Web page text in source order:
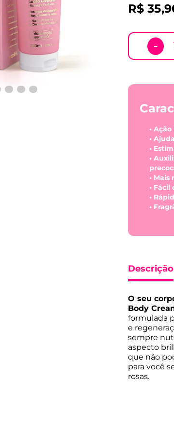
R$ 35,
－
•
•
•
•
•
• Fácil
•
•
Descrição
O seu
Body
formulada
e
sempre
aspecto
que não
para você
rosas.